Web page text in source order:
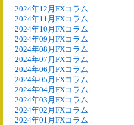
2024年12月FXコラム
2024年11月FXコラム
2024年10月FXコラム
2024年09月FXコラム
2024年08月FXコラム
2024年07月FXコラム
2024年06月FXコラム
2024年05月FXコラム
2024年04月FXコラム
2024年03月FXコラム
2024年02月FXコラム
2024年01月FXコラム